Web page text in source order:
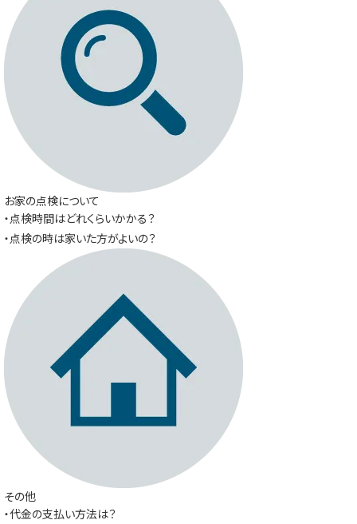
お家の点検について
・点検時間はどれくらいかかる？
・点検の時は家いた方がよいの？
その他
・代金の支払い方法は？